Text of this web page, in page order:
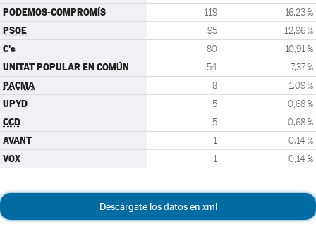
PODEMOS-COMPROMÍS 119 16,23 %
PSOE 95 12,96 %
C's 80 10,91 %
UNITAT POPULAR EN COMÚN 54 7,37 %
PACMA 8 1,09 %
UPYD 5 0,68 %
CCD 5 0,68 %
AVANT 1 0,14 %
VOX 1 0,14 %
Descárgate los datos en xml